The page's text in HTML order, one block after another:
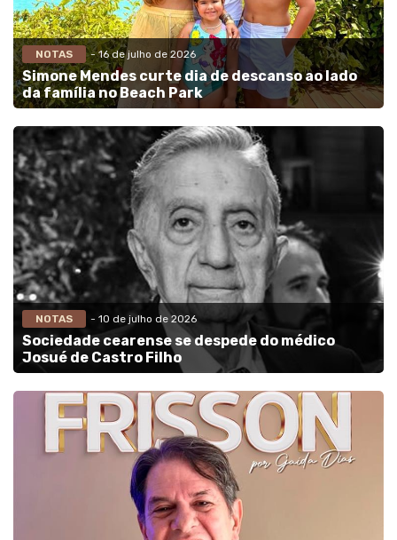
NOTAS - 16 de julho de 2026
Simone Mendes curte dia de descanso ao lado
da família no Beach Park
NOTAS - 10 de julho de 2026
Sociedade cearense se despede do médico
Josué de Castro Filho